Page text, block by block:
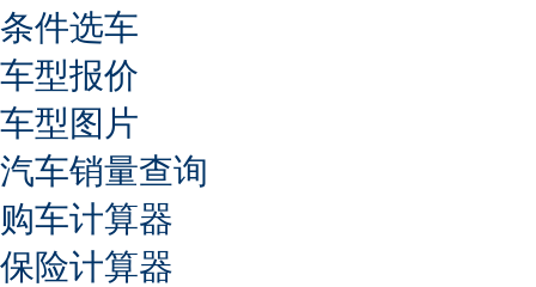
条件选车
车型报价
车型图片
汽车销量查询
购车计算器
保险计算器